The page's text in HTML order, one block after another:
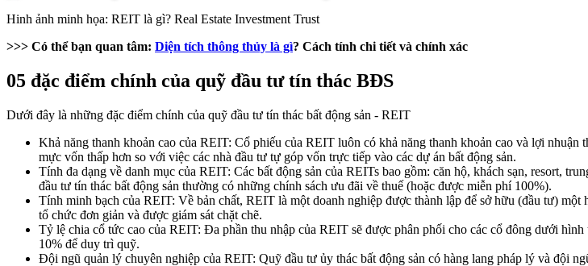
Hinh ảnh minh họa: REIT là gì? Real Estate Investment Trust
>>> Có thể bạn quan tâm: Diện tích thông thủy là gì? Cách tính chi tiết và chính xác
05 đặc điểm chính của quỹ đầu tư tín thác BĐS
Dưới đây là những đặc điểm chính của quỹ đầu tư tín thác bất động sản - REIT
Khả năng thanh khoản cao của REIT: Cổ phiếu của REIT luôn có khả năng thanh khoản cao và lợi
mực vốn thấp hơn so với việc các nhà đầu tư tự góp vốn trực tiếp vào các dự án bất động sản.
Tính đa dạng về danh mục của REIT: Các bất động sản của REITs bao gồm: căn hộ, khách sạn, resort,
đầu tư tín thác bất động sản thường có những chính sách ưu đãi về thuế (hoặc được miễn phí 100%).
Tính minh bạch của REIT: Về bản chất, REIT là một doanh nghiệp được thành lập để sở hữu (đầu tư)
tổ chức đơn giản và được giám sát chặt chẽ.
Tỷ lệ chia cổ tức cao của REIT: Đa phần thu nhập của REIT sẽ được phân phối cho các cổ đông dưới
10% để duy trì quỹ.
Đội ngũ quản lý chuyên nghiệp của REIT: Quỹ đầu tư ủy thác bất động sản có hàng lang pháp lý và đội